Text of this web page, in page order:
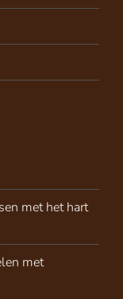
met het hart
met